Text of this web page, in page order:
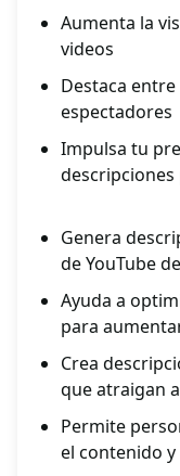
Aumenta la
videos
Destaca
espectadores
Impulsa tu
Genera
de YouTube
Ayuda a
para
Crea
que atraigan
Permite
el contenido